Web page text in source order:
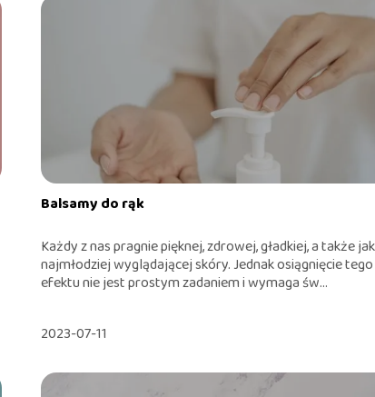
Balsamy do rąk
Każdy z nas pragnie pięknej, zdrowej, gładkiej, a także jak
najmłodziej wyglądającej skóry. Jednak osiągnięcie tego
efektu nie jest prostym zadaniem i wymaga św...
2023-07-11